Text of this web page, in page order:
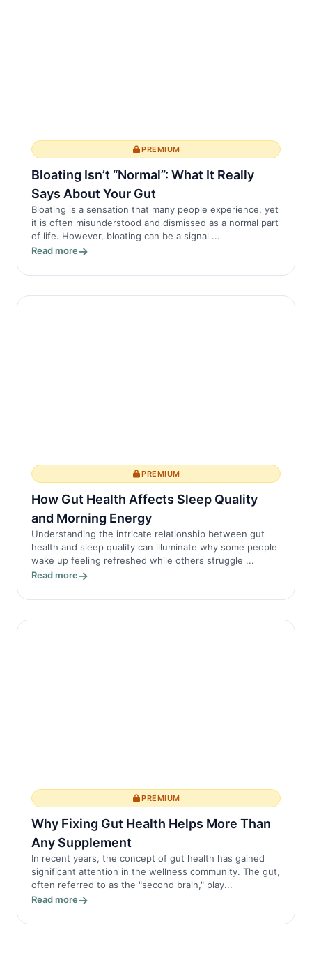
PREMIUM
Bloating Isn’t “Normal”: What It Really
Says About Your Gut
Bloating is a sensation that many people experience, yet
it is often misunderstood and dismissed as a normal part
of life. However, bloating can be a signal ...
Read more
PREMIUM
How Gut Health Affects Sleep Quality
and Morning Energy
Understanding the intricate relationship between gut
health and sleep quality can illuminate why some people
wake up feeling refreshed while others struggle ...
Read more
PREMIUM
Why Fixing Gut Health Helps More Than
Any Supplement
In recent years, the concept of gut health has gained
significant attention in the wellness community. The gut,
often referred to as the "second brain," play...
Read more